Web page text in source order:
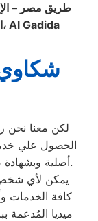
طريق مصر –
شكاوي
لكن معنا نحن
الحصول علي
أصلية وبشهادة ضمان معتمدة من مركز صيانة ميديا المعتمد.
يمكن لأي شخص
كافة الخدمات
ميديا